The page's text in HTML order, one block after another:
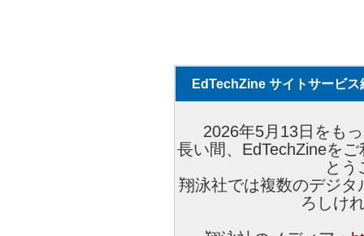
EdTechZine サイトサービス
2026年5月13日をも
長い間、EdTechZineを
とう
翔泳社では複数のデジ
ろしけ